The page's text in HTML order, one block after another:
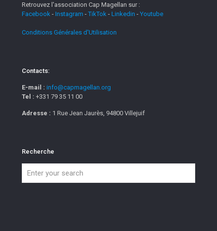
Retrouvez l'association Cap Magellan sur :
Facebook - Instagram -TikTok - Linkedin - Youtube
Conditions Générales d'Utilisation
Contacts:
E-mail : info@capmagellan.org
Tel : +331 79 35 11 00
Adresse : 1 Rue Jean Jaurès, 94800 Villejuif
Recherche